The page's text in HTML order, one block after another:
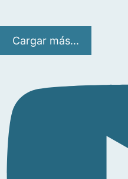
Cargar más...